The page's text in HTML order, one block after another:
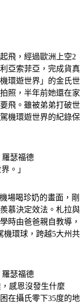
亞索菲亞，完成貨真
環遊世界」的金氏世
照，半年前她還在家
飛。雖被弟弟打破世
機環遊世界的紀錄保
界。」
慕決定效法。札拉與
時由爸爸親自教導，
環球，跨越5大州共
感恩沒發生什麼
在攝氏零下35度的地